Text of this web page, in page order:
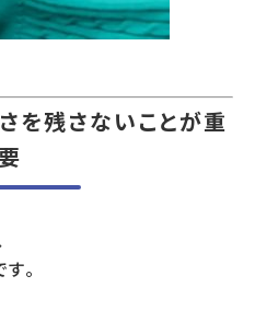
を残さないことが重
。